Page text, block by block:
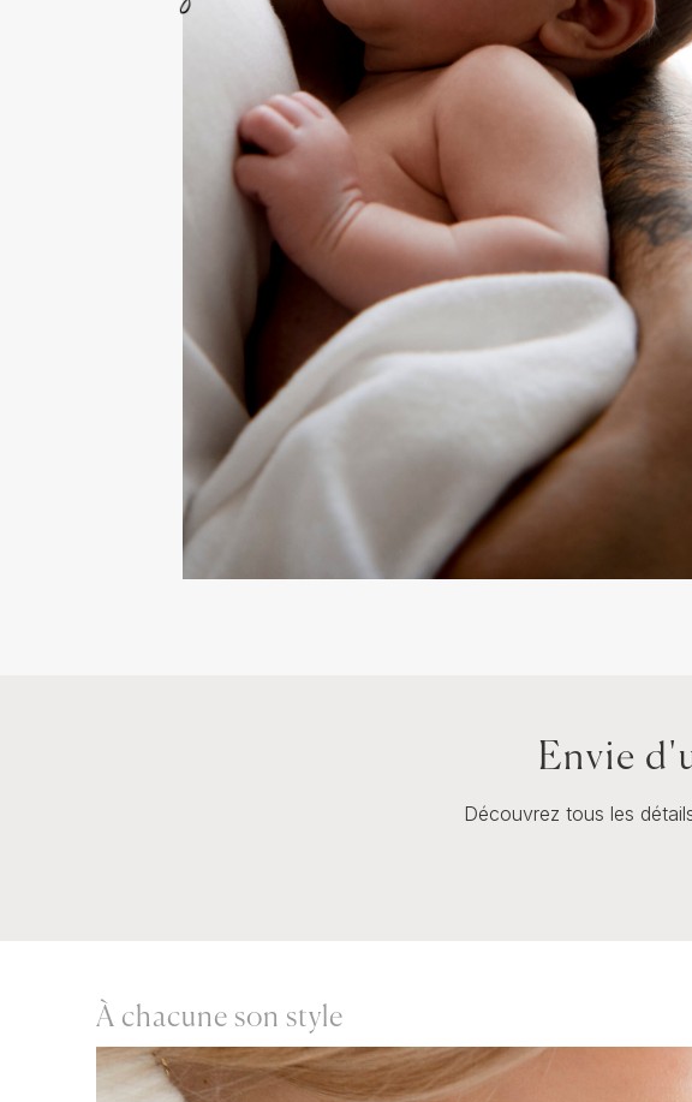
Envie
Découvrez tous les
À chacune son style